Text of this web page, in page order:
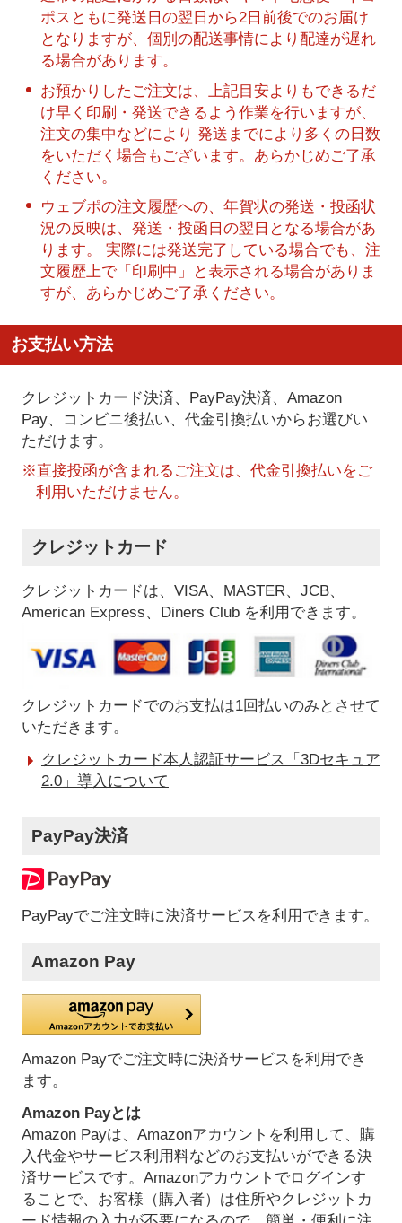
ポスともに発送日の翌日から2日前後でのお届け
となりますが、個別の配送事情により配達が遅れ
る場合があります。
お預かりしたご注文は、上記目安よりもできるだ
け早く印刷・発送できるよう作業を行いますが、
注文の集中などにより 発送までにより多くの日数
をいただく場合もございます。あらかじめご了承
ください。
ウェブポの注文履歴への、年賀状の発送・投函状
況の反映は、発送・投函日の翌日となる場合があ
ります。 実際には発送完了している場合でも、注
文履歴上で「印刷中」と表示される場合がありま
すが、あらかじめご了承ください。
お支払い方法
クレジットカード決済、PayPay決済、Amazon
Pay、コンビニ後払い、代金引換払いからお選びい
ただけます。
※直接投函が含まれるご注文は、代金引換払いをご
利用いただけません。
クレジットカード
クレジットカードは、VISA、MASTER、JCB、
American Express、Diners Club を利用できます。
クレジットカードでのお支払は1回払いのみとさせて
いただきます。
クレジットカード本人認証サービス「3Dセキュア
2.0」導入について
PayPay決済
PayPayでご注文時に決済サービスを利用できます。
Amazon Pay
Amazon Payでご注文時に決済サービスを利用でき
ます。
Amazon Payとは
Amazon Payは、Amazonアカウントを利用して、購
入代金やサービス利用料などのお支払いができる決
済サービスです。Amazonアカウントでログインす
ることで、お客様（購入者）は住所やクレジットカ